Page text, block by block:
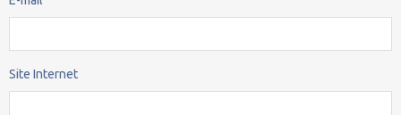
Site Internet